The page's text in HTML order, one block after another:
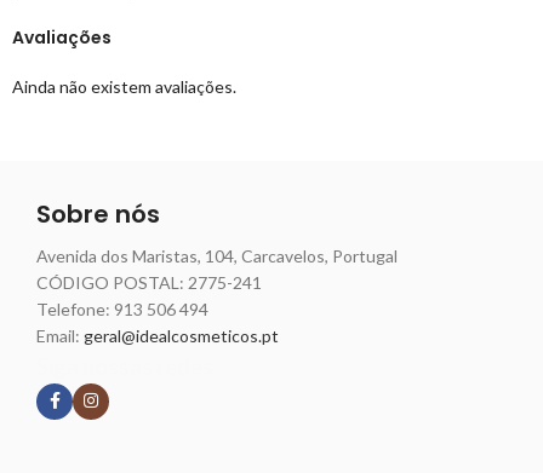
Avaliações
Ainda não existem avaliações.
Sobre nós
Avenida dos Maristas, 104, Carcavelos, Portugal
CÓDIGO POSTAL: 2775-241
Telefone: 913 506 494
Email: geral@idealcosmeticos.pt